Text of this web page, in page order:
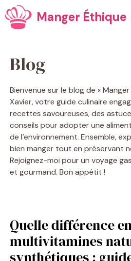
Aller
au
contenu
Manger Éthique
Blog
Bienvenue sur le blog de «
Xavier, votre guide culinaire
recettes savoureuses, des
conseils pour adopter une
de l’environnement. Ensemble,
bien manger tout en préservant
Rejoignez-moi pour un voyage
et gourmand. Bon appétit !
Quelle différence
multivitamines
synthétiques :